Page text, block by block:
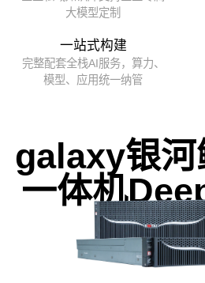
大模型定制
一站式构建
完整配套全栈AI服务，算力、
模型、应用统一纳管
galaxy银河
一体机